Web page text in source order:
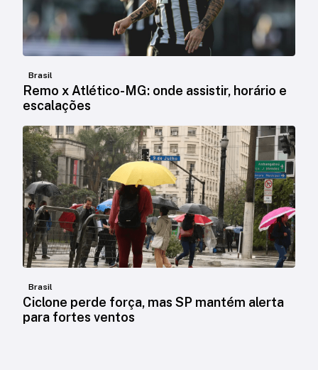
Brasil
Remo x Atlético-MG: onde assistir, horário e
escalações
Brasil
Ciclone perde força, mas SP mantém alerta
para fortes ventos